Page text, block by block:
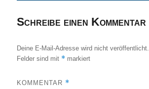
Schreibe einen Kommentar
Deine E-Mail-Adresse wird nicht veröffentlicht.
Felder sind mit * markiert
KOMMENTAR *